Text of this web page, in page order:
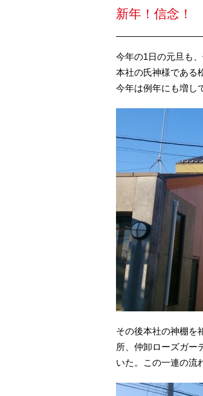
新年！信念！
今年の1日の元旦も
本社の氏神様である
今年は例年にも増し
その後本社の神棚を
所、仲卸ローズガー
いた。この一連の流